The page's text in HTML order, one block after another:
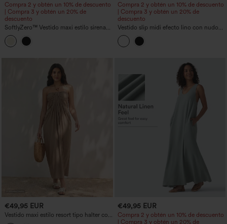
Compra 2 y obtén un 10% de descuento
| Compra 3 y obtén un 20% de
descuento
SoftlyZero™ Vestido maxi estilo sirena
con top tubular en tejido suave,
sujetador incorporado y malla a
contraste
Compra 2 y obtén un 10% de descuento
| Compra 3 y obtén un 20% de
descuento
Vestido slip midi efecto lino con nudo
delantero, recortes y bolsillos
€49,95 EUR
Vestido maxi estilo resort tipo halter con
lazada en la espalda, sujetador
€49,95 EUR
Compra 2 y obtén un 10% de descuento
| Compra 3 y obtén un 20% de